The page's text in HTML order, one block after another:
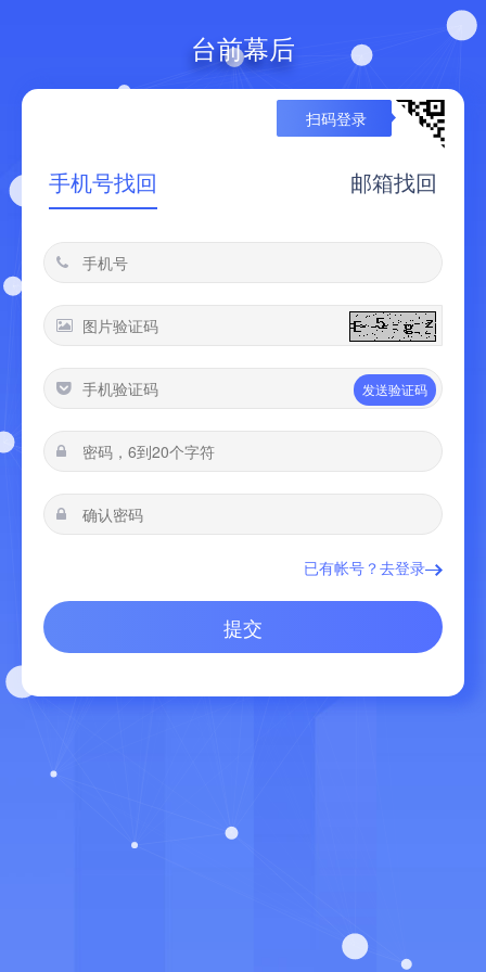
台前幕后
扫码登录
手机号找回 邮箱找回
发送验证码
已有帐号？去登录
提交